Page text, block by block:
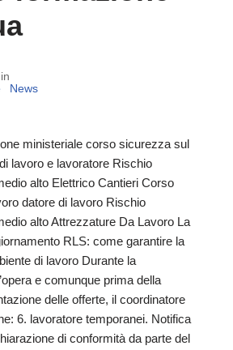
in
News
ministeriale corso sicurezza sul
lavoro e lavoratore Rischio
alto Elettrico Cantieri Corso
datore di lavoro Rischio
alto Attrezzature Da Lavoro La
RLS: come garantire la
di lavoro Durante la
e comunque prima della
delle offerte, il coordinatore
6. lavoratore temporanei. Notifica
di conformità da parte del